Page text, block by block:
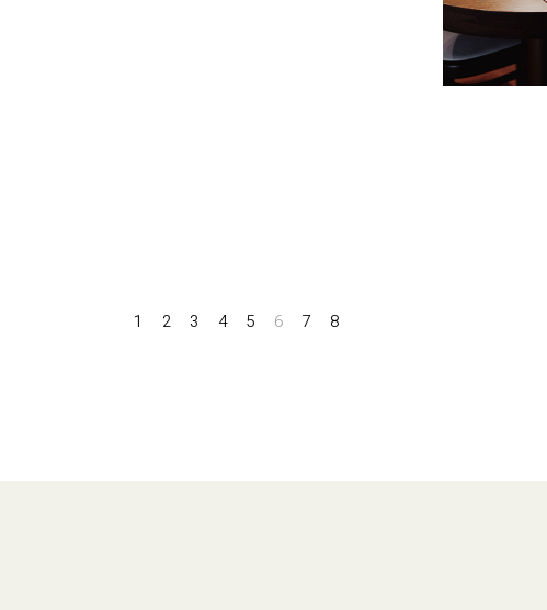
1 2 3 4 5 6 7 8